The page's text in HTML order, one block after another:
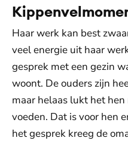
Haar werk kan best
veel energie uit haar
gesprek met een gezin
woont. De ouders zijn
maar helaas lukt het
voeden. Dat is voor hen
het gesprek kreeg de